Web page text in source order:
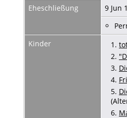
Eheschließung
9 Jun
Kinder
1.
2.
3.
4.
5.
6.